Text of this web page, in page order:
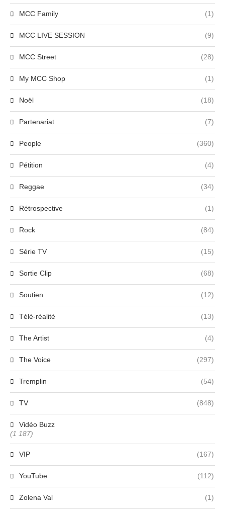
MCC Family (1)
MCC LIVE SESSION (9)
MCC Street (28)
My MCC Shop (1)
Noël (18)
Partenariat (7)
People (360)
Pétition (4)
Reggae (34)
Rétrospective (1)
Rock (84)
Série TV (15)
Sortie Clip (68)
Soutien (12)
Télé-réalité (13)
The Artist (4)
The Voice (297)
Tremplin (54)
TV (848)
Vidéo Buzz
(1 187)
VIP (167)
YouTube (112)
Zolena Val (1)